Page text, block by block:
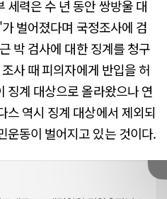
세력은 수 년 동안 쌍방울 대
벌어졌다며 국정조사에 검
박 검사에 대한 징계를 청구
사 때 피의자에게 반입을 허
징계 대상으로 올라왔으나 연
스 역시 징계 대상에서 제외되
운동이 벌어지고 있는 것이다.